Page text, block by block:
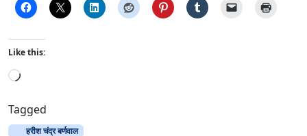
Like this:
L
a
d
Tagged
हरीश चंद्र बर्णवाल